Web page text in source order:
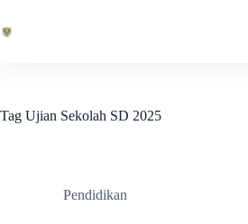
content
Tag Ujian Sekolah SD 2025
Pendidikan